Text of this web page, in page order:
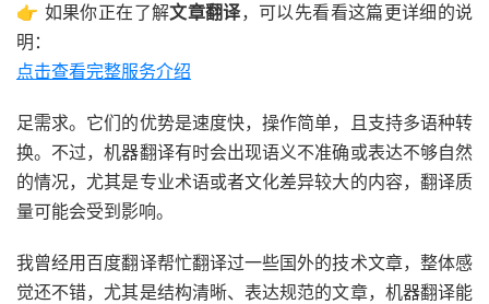
👉 如果你正在了解文章翻译，可以先看看这篇更详细的说
明：
点击查看完整服务介绍
足需求。它们的优势是速度快，操作简单，且支持多语种转
换。不过，机器翻译有时会出现语义不准确或表达不够自然
的情况，尤其是专业术语或者文化差异较大的内容，翻译质
量可能会受到影响。
我曾经用百度翻译帮忙翻译过一些国外的技术文章，整体感
觉还不错，尤其是结构清晰、表达规范的文章，机器翻译能